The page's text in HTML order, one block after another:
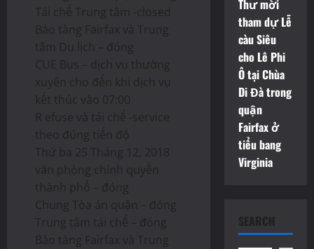
Tái chế Trung tâm -closed
Bảo tàng Fairfax và Trung
tâm Du lịch – đóng
CUE Bus – dịch vụ thường
xuyên cho đến khi dịch vụ
kết thúc vào 07:00
R efuse và tái chế -service
theo đúng tiến độ
Thứ ba 25 Tháng 12, 2018
văn phòng chính quyền
thành phố – đóng
Chung Tòa án quận – đóng
Trung tâm tái chế – đóng
Bảo tàng Fairfax và Trung
Thư mời
tham dự Lễ
càu Siêu
cho Lê Phi
Ô tại Chùa
Di Đà trong
quận
Fairfax ở
tiểu bang
Virginia
SEARCH